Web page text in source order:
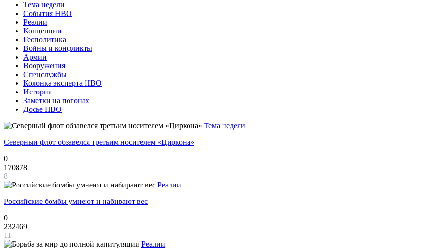
Тема недели
События НВО
Реалии
Концепции
Геополитика
Войны и конфликты
Армии
Вооружения
Спецслужбы
Колонка эксперта НВО
История
Заметки на погонах
Досье НВО
Тема недели
Северный флот обзавелся третьим носителем «Циркона»
0
170878
8
Реалии
Российские бомбы умнеют и набирают вес
0
232469
11
Реалии